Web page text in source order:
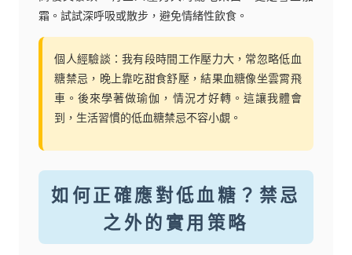
霜。試試深呼吸或散步，避免情緒性飲食。
個人經驗談：我有段時間工作壓力大，常忽略低血
糖禁忌，晚上靠吃甜食舒壓，結果血糖像坐雲霄飛
車。後來學著做瑜伽，情況才好轉。這讓我體會
到，生活習慣的低血糖禁忌不容小覷。
如何正確應對低血糖？禁忌
之外的實用策略